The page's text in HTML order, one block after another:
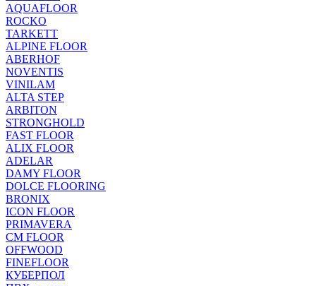
AQUAFLOOR
ROCKO
TARKETT
ALPINE FLOOR
ABERHOF
NOVENTIS
VINILAM
ALTA STEP
ARBITON
STRONGHOLD
FAST FLOOR
ALIX FLOOR
ADELAR
DAMY FLOOR
DOLCE FLOORING
BRONIX
ICON FLOOR
PRIMAVERA
CM FLOOR
OFFWOOD
FINEFLOOR
КУБЕРПОЛ